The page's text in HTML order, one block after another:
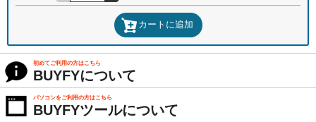
カートに追加
初めてご利用の方はこちら
BUYFYについて
パソコンをご利用の方はこちら
BUYFYツールについて